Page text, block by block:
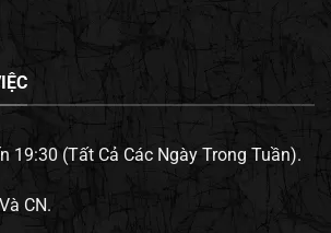
19:30 (Tất Cả Các Ngày Trong Tuần).
CN.